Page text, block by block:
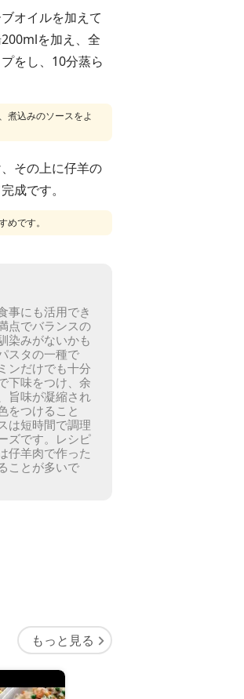
オイルを加えて
を加え、全
をし、10分蒸ら
煮込みのソースをよ
その上に仔羊の
成です。
です。
事にも活用でき
点でバランスの
染みがないかも
スタの一種で
ンだけでも十分
下味をつけ、余
旨味が凝縮され
をつけること
は短時間で調理
です。
レシピ
仔羊肉で作った
ことが多いで
もっと見る